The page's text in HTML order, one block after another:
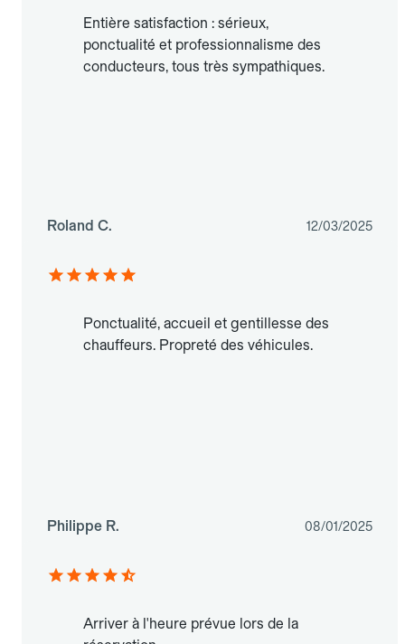
Entière satisfaction : sérieux,
ponctualité et professionnalisme des
conducteurs, tous très sympathiques.
Roland C. 12/03/2025
Ponctualité, accueil et gentillesse des
chauffeurs. Propreté des véhicules.
Philippe R. 08/01/2025
Arriver à l'heure prévue lors de la